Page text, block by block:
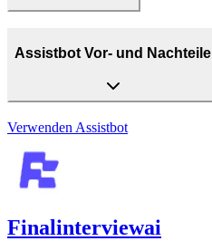
Assistbot Vor- und Nachteile
Verwenden Assistbot
Finalinterviewai